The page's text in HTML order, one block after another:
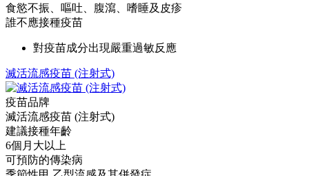
食慾不振、嘔吐、腹瀉、嗜睡及皮疹
誰不應接種疫苗
對疫苗成分出現嚴重過敏反應
滅活流感疫苗 (注射式)
疫苗品牌
滅活流感疫苗 (注射式)
建議接種年齡
6個月大以上
可預防的傳染病